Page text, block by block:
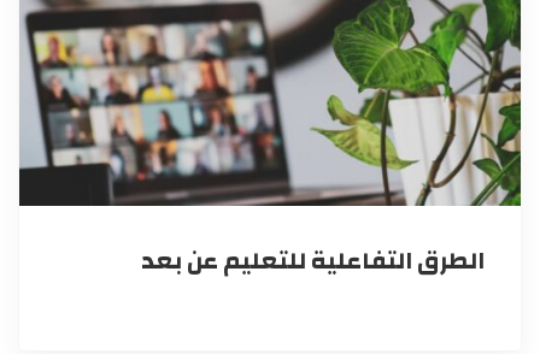
الطرق التفاعلية للتعليم عن بعد